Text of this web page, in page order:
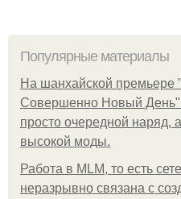
Популярные материалы
На шанхайской премьере
Совершенно Новый День"
просто очередной наряд,
высокой моды.
Работа в MLM, то есть
неразрывно связана с